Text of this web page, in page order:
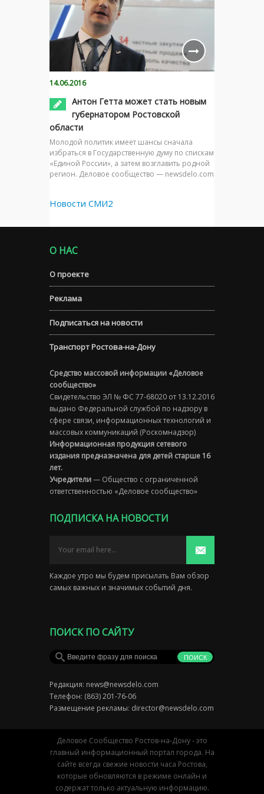
14.06.2016
Антон Гетта может стать новым
губернатором Ростовской
области
Молодой политик имеет шансы сначала
избраться в Государственную думу по спискам
«Единой России», а затем возглавить родной
регион. Деловое сообщество — newsdelo.com
Новости СМИ2
О НАС
О проекте
Реклама
Подписаться на новости
Транспорт Ростова-на-Дону
Средство массовой информации «Деловое
сообщество»
Свидетельство ЭЛ № ФС 77-68020 от 13.12.2016
выдано Федеральной службой по надзору в
сфере связи, информационных технологий и
массовых коммуникаций (Роскомнадзор)
Информационная продукция сетевого
издания предназначена для детей старше 16
лет.
Учредители— Общество с ограниченной
ответственностью «Деловое сообщество»
ПОДПИСКА НА НОВОСТИ
Каждое утро мы будем присылать Вам обзор
самых важных и значимых событий дня.
ПОИСК ПО САЙТУ
Редакция: news@newsdelo.com
Телефон: (863) 201-76-06
Размещение рекламы: director@newsdelo.com
Деловое Сообщество Ростов-на-Дону - это
главный информационный портал города. На
сайте всегда свежие новости часа Ростова,
которые обновляются в режиме онлайн и
содержат только актуальную информацию.